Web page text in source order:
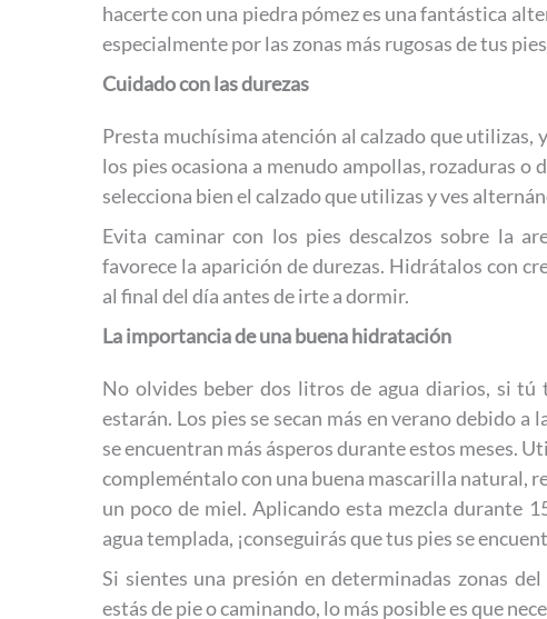
hacerte con una piedra pómez es una fantástica
especialmente por las zonas más rugosas de tus
Cuidado con las durezas
Presta muchísima atención al calzado que utilizas,
los pies ocasiona a menudo ampollas, rozaduras o
selecciona bien el calzado que utilizas y ves
Evita caminar con los pies descalzos sobre la
favorece la aparición de durezas. Hidrátalos con
al final del día antes de irte a dormir.
La importancia de una buena hidratación
No olvides beber dos litros de agua diarios, si
estarán. Los pies se secan más en verano debido
se encuentran más ásperos durante estos meses.
compleméntalo con una buena mascarilla natural,
un poco de miel. Aplicando esta mezcla durante
agua templada, ¡conseguirás que tus pies se
Si sientes una presión en determinadas zonas
estás de pie o caminando, lo más posible es que